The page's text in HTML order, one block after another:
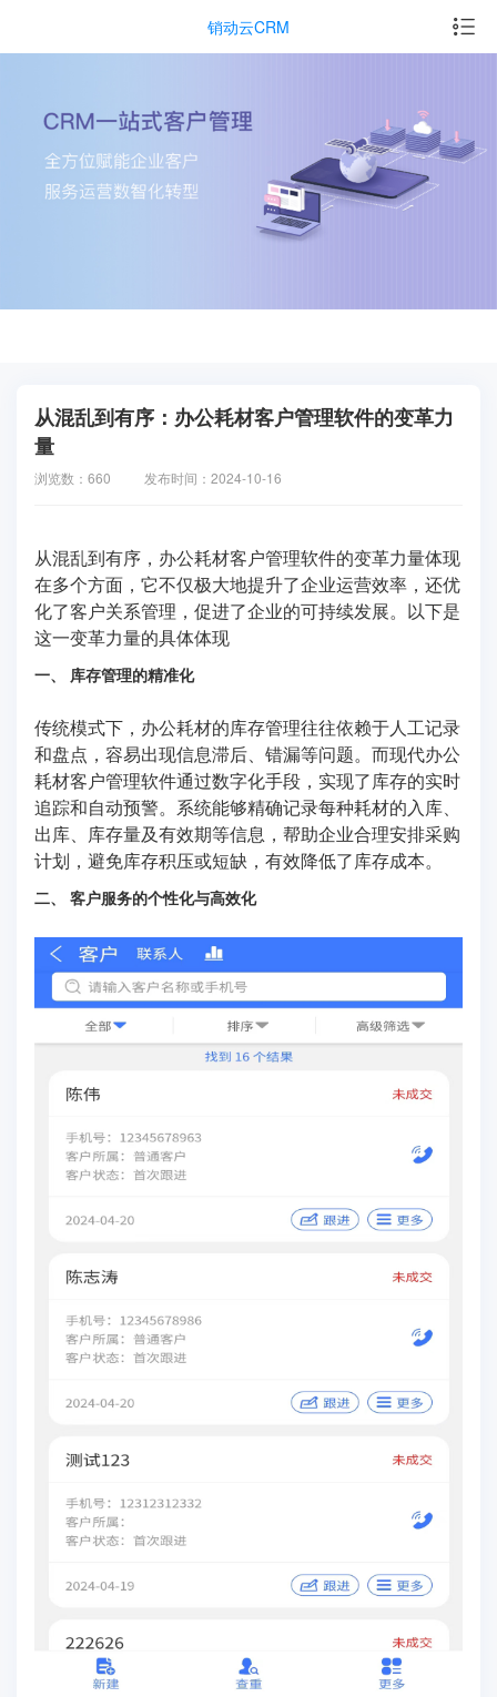
销动云CRM
从混乱到有序：办公耗材客户管理软件的变革力
量
浏览数：660 发布时间：2024-10-16
从混乱到有序，办公耗材客户管理软件的变革力量体现
在多个方面，它不仅极大地提升了企业运营效率，还优
化了客户关系管理，促进了企业的可持续发展。以下是
这一变革力量的具体体现
一、 库存管理的精准化
传统模式下，办公耗材的库存管理往往依赖于人工记录
和盘点，容易出现信息滞后、错漏等问题。而现代办公
耗材客户管理软件通过数字化手段，实现了库存的实时
追踪和自动预警。系统能够精确记录每种耗材的入库、
出库、库存量及有效期等信息，帮助企业合理安排采购
计划，避免库存积压或短缺，有效降低了库存成本。
二、 客户服务的个性化与高效化